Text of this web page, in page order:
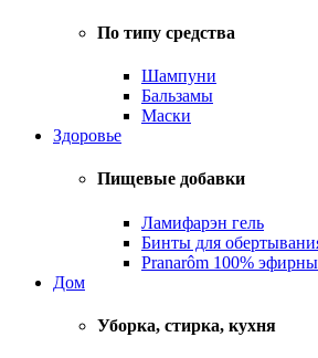
По типу средства
Шампуни
Бальзамы
Маски
Здоровье
Пищевые добавки
Ламифарэн гель
Бинты для
Pranarôm 100%
Дом
Уборка, стирка, кухня